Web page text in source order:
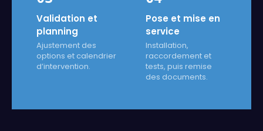
Validation et
planning
Ajustement des
options et calendrier
d’intervention.
Pose et mise en
service
Installation,
raccordement et
tests, puis remise
des documents.